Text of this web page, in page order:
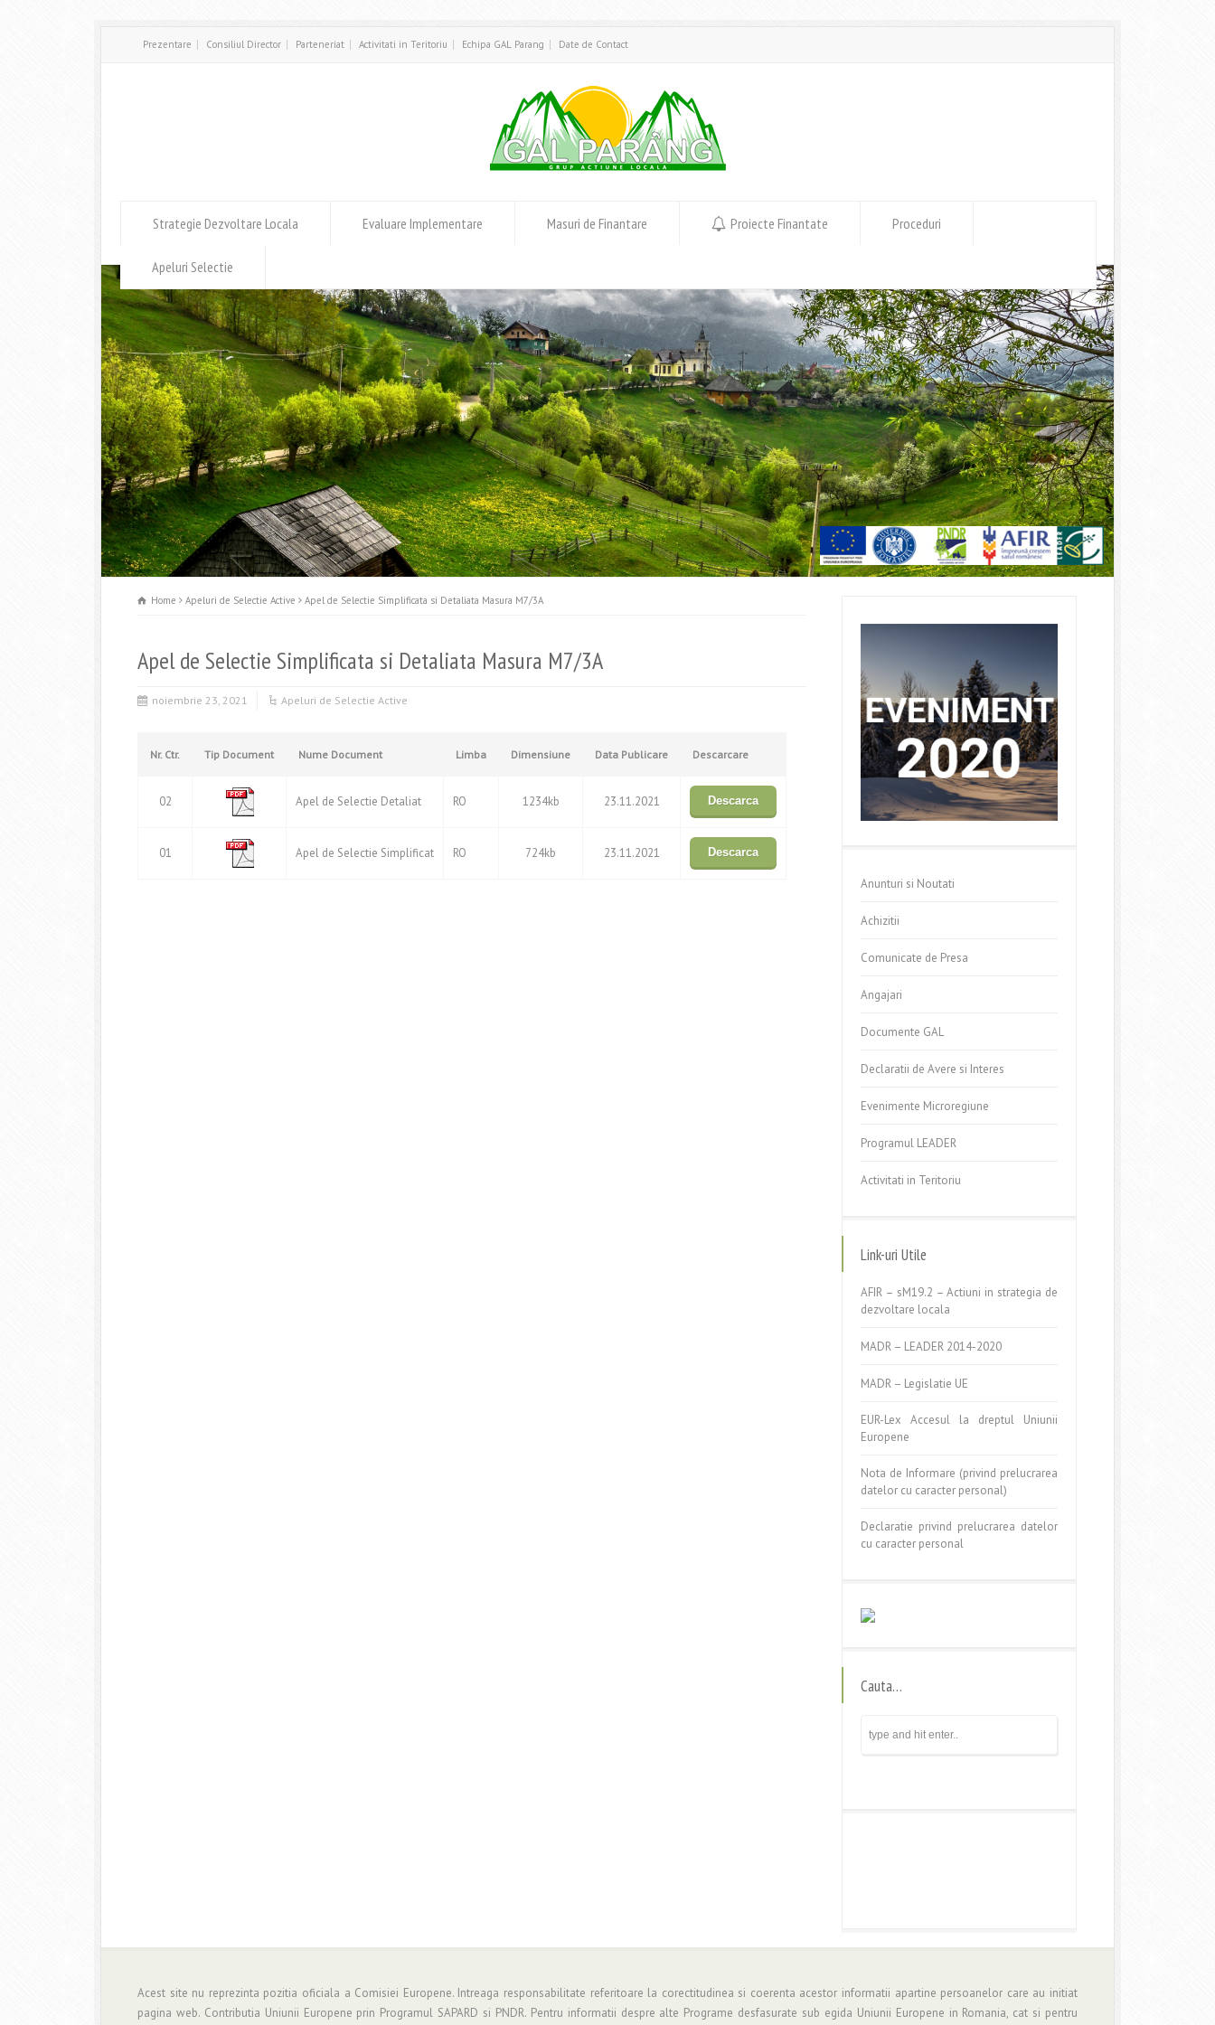
Prezentare Consiliul Director Parteneriat Activitati in Teritoriu Echipa GAL Parang Date de Contact
Strategie Dezvoltare Locala Evaluare Implementare Masuri de Finantare Proiecte Finantate Proceduri
Apeluri Selectie
Home Apeluri de Selectie Active Apel de Selectie Simplificata si Detaliata Masura M7/3A
Apel de Selectie Simplificata si Detaliata Masura M7/3A
noiembrie 23, 2021 Apeluri de Selectie Active
Nr. Ctr. Tip Document Nume Document Limba Dimensiune Data Publicare Descarcare
02 Apel de Selectie Detaliat RO 1234kb 23.11.2021 Descarca
01 Apel de Selectie Simplificat RO 724kb 23.11.2021 Descarca
Anunturi si Noutati
Achizitii
Comunicate de Presa
Angajari
Documente GAL
Declaratii de Avere si Interes
Evenimente Microregiune
Programul LEADER
Activitati in Teritoriu
Link-uri Utile
AFIR – sM19.2 – Actiuni in strategia de
dezvoltare locala
MADR – LEADER 2014-2020
MADR – Legislatie UE
EUR-Lex Accesul la dreptul Uniunii
Europene
Nota de Informare (privind prelucrarea
datelor cu caracter personal)
Declaratie privind prelucrarea datelor
cu caracter personal
Cauta…
Acest site nu reprezinta pozitia oficiala a Comisiei Europene. Intreaga responsabilitate referitoare la corectitudinea si coerenta acestor informatii apartine persoanelor care au initiat
pagina web. Contributia Uniunii Europene prin Programul SAPARD si PNDR. Pentru informatii despre alte Programe desfasurate sub egida Uniunii Europene in Romania, cat si pentru